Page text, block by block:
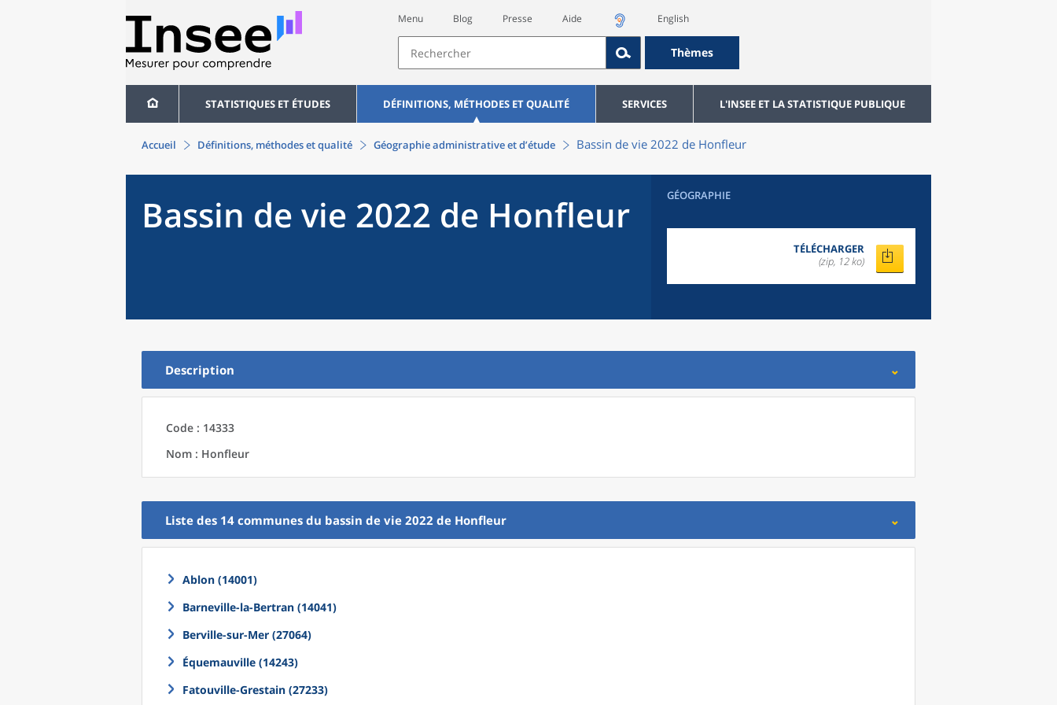
Menu Blog Presse Aide English
Thèmes
STATISTIQUES ET ÉTUDES DÉFINITIONS, MÉTHODES ET QUALITÉ SERVICES L'INSEE ET LA STATISTIQUE PUBLIQUE
Accueil Définitions, méthodes et qualité Géographie administrative et d’étude Bassin de vie 2022 de Honfleur
Bassin de vie 2022 de Honfleur GÉOGRAPHIE
TÉLÉCHARGER
(zip, 12 ko)
Description
Code : 14333
Nom : Honfleur
Liste des 14 communes du bassin de vie 2022 de Honfleur
Ablon (14001)
Barneville-la-Bertran (14041)
Berville-sur-Mer (27064)
Équemauville (14243)
Fatouville-Grestain (27233)